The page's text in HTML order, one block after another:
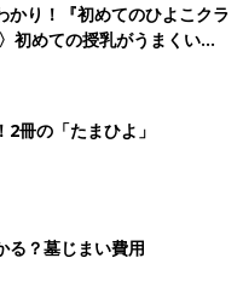
かり！『初めてのひよこクラ
初めての授乳がうまくい
基本と夏のトラブル 解決テ
冊の「たまひよ」
る？墓じまい費用